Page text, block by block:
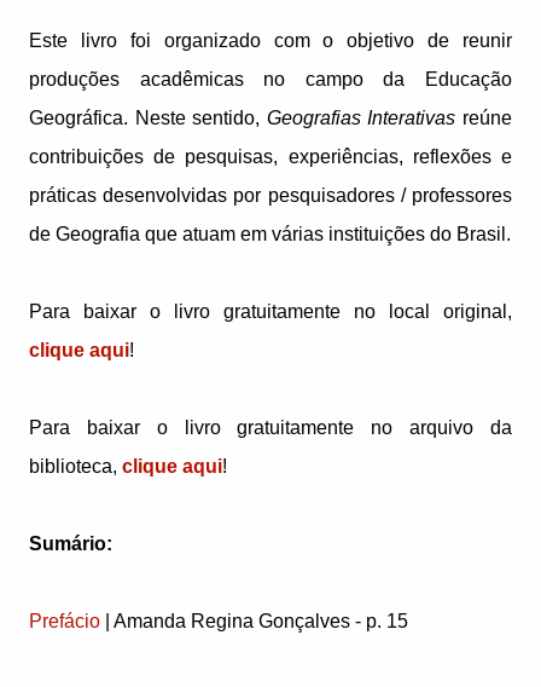
Este livro foi organizado com o objetivo de reunir
produções acadêmicas no campo da Educação
Geográfica. Neste sentido, Geografias Interativas reúne
contribuições de pesquisas, experiências, reflexões e
práticas desenvolvidas por pesquisadores / professores
de Geografia que atuam em várias instituições do Brasil.
Para baixar o livro gratuitamente no local original,
clique aqui!
Para baixar o livro gratuitamente no arquivo da
biblioteca, clique aqui!
Sumário:
Prefácio | Amanda Regina Gonçalves - p. 15